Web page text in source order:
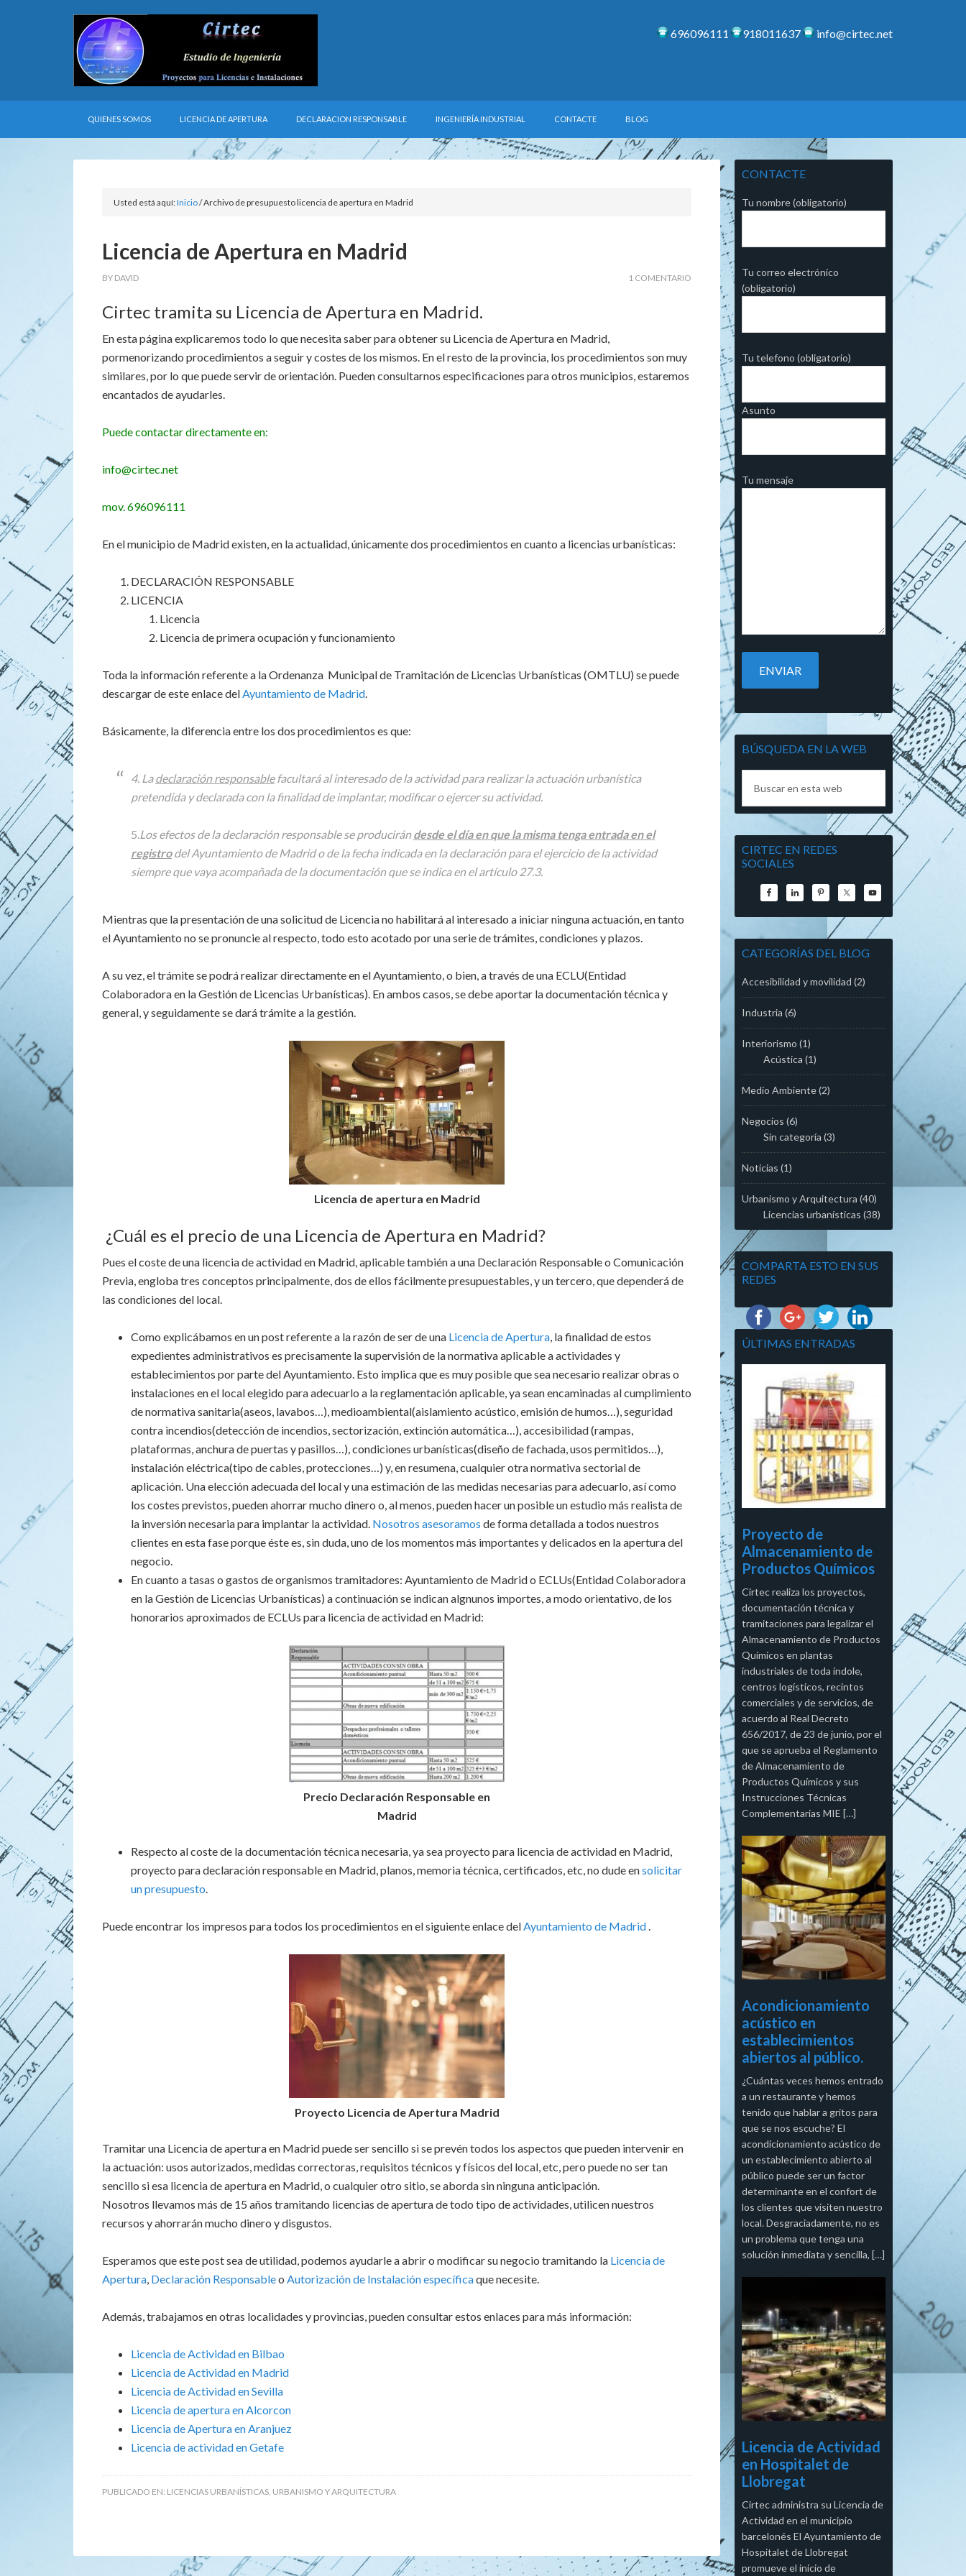
696096111 918011637 info@cirtec.net
QUIENES SOMOS LICENCIA DE APERTURA DECLARACION RESPONSABLE INGENIERÍA INDUSTRIAL CONTACTE BLOG
Usted está aquí:Inicio/Archivo de presupuesto licencia de apertura en Madrid
Licencia de Apertura en Madrid
BY DAVID 1 COMENTARIO
Cirtec tramita su Licencia de Apertura en Madrid.
En esta página explicaremos todo lo que necesita saber para obtener su Licencia de Apertura en Madrid,
pormenorizando procedimientos a seguir y costes de los mismos. En el resto de la provincia, los procedimientos son muy
similares, por lo que puede servir de orientación. Pueden consultarnos especificaciones para otros municipios, estaremos
encantados de ayudarles.
Puede contactar directamente en:
info@cirtec.net
mov. 696096111
En el municipio de Madrid existen, en la actualidad, únicamente dos procedimientos en cuanto a licencias urbanísticas:
DECLARACIÓN RESPONSABLE
LICENCIA
Licencia
Licencia de primera ocupación y funcionamiento
Toda la información referente a la Ordenanza Municipal de Tramitación de Licencias Urbanísticas (OMTLU) se puede
descargar de este enlace delAyuntamiento de Madrid.
Básicamente, la diferencia entre los dos procedimientos es que:
4. Ladeclaración responsablefacultará al interesado de la actividad para realizar la actuación urbanística
pretendida y declarada con la finalidad de implantar, modificar o ejercer su actividad.
5.Los efectos de la declaración responsable se producirándesde el día en que la misma tenga entrada en el
registrodel Ayuntamiento de Madrid o de la fecha indicada en la declaración para el ejercicio de la actividad
siempre que vaya acompañada de la documentación que se indica en el artículo 27.3.
Mientras que la presentación de una solicitud de Licencia no habilitará al interesado a iniciar ninguna actuación, en tanto
el Ayuntamiento no se pronuncie al respecto, todo esto acotado por una serie de trámites, condiciones y plazos.
A su vez, el trámite se podrá realizar directamente en el Ayuntamiento, o bien, a través de una ECLU(Entidad
Colaboradora en la Gestión de Licencias Urbanísticas). En ambos casos, se debe aportar la documentación técnica y
general, y seguidamente se dará trámite a la gestión.
Licencia de apertura en Madrid
¿Cuál es el precio de una Licencia de Apertura en Madrid?
Pues el coste de una licencia de actividad en Madrid, aplicable también a una Declaración Responsable o Comunicación
Previa, engloba tres conceptos principalmente, dos de ellos fácilmente presupuestables, y un tercero, que dependerá de
las condiciones del local.
Como explicábamos en un post referente a la razón de ser de una Licencia de Apertura, la finalidad de estos
expedientes administrativos es precisamente la supervisión de la normativa aplicable a actividades y
establecimientos por parte del Ayuntamiento. Esto implica que es muy posible que sea necesario realizar obras o
instalaciones en el local elegido para adecuarlo a la reglamentación aplicable, ya sean encaminadas al cumplimiento
de normativa sanitaria(aseos, lavabos…), medioambiental(aislamiento acústico, emisión de humos…), seguridad
contra incendios(detección de incendios, sectorización, extinción automática…), accesibilidad (rampas,
plataformas, anchura de puertas y pasillos…), condiciones urbanísticas(diseño de fachada, usos permitidos…),
instalación eléctrica(tipo de cables, protecciones…) y, en resumena, cualquier otra normativa sectorial de
aplicación. Una elección adecuada del local y una estimación de las medidas necesarias para adecuarlo, así como
los costes previstos, pueden ahorrar mucho dinero o, al menos, pueden hacer un posible un estudio más realista de
la inversión necesaria para implantar la actividad. Nosotros asesoramos de forma detallada a todos nuestros
clientes en esta fase porque éste es, sin duda, uno de los momentos más importantes y delicados en la apertura del
negocio.
En cuanto a tasas o gastos de organismos tramitadores: Ayuntamiento de Madrid o ECLUs(Entidad Colaboradora
en la Gestión de Licencias Urbanísticas) a continuación se indican algnunos importes, a modo orientativo, de los
honorarios aproximados de ECLUs para licencia de actividad en Madrid:
Precio Declaración Responsable en
Madrid
Respecto al coste de la documentación técnica necesaria, ya sea proyecto para licencia de actividad en Madrid,
proyecto para declaración responsable en Madrid, planos, memoria técnica, certificados, etc, no dude ensolicitar
un presupuesto.
Puede encontrar los impresos para todos los procedimientos en el siguiente enlace delAyuntamiento de Madrid.
Proyecto Licencia de Apertura Madrid
Tramitar una Licencia de apertura en Madrid puede ser sencillo si se prevén todos los aspectos que pueden intervenir en
la actuación: usos autorizados, medidas correctoras, requisitos técnicos y físicos del local, etc, pero puede no ser tan
sencillo si esa licencia de apertura en Madrid, o cualquier otro sitio, se aborda sin ninguna anticipación.
Nosotros llevamos más de 15 años tramitando licencias de apertura de todo tipo de actividades, utilicen nuestros
recursos y ahorrarán mucho dinero y disgustos.
Esperamos que este post sea de utilidad, podemos ayudarle a abrir o modificar su negocio tramitando la Licencia de
Apertura, Declaración Responsableo Autorización de Instalación específicaque necesite.
Además, trabajamos en otras localidades y provincias, pueden consultar estos enlaces para más información:
Licencia de Actividad en Bilbao
Licencia de Actividad en Madrid
Licencia de Actividad en Sevilla
Licencia de apertura en Alcorcon
Licencia de Apertura en Aranjuez
Licencia de actividad en Getafe
PUBLICADO EN: LICENCIAS URBANÍSTICAS, URBANISMO Y ARQUITECTURA
CONTACTE
Tu nombre (obligatorio)
Tu correo electrónico
(obligatorio)
Tu telefono (obligatorio)
Asunto
Tu mensaje
BÚSQUEDA EN LA WEB
CIRTEC EN REDES
SOCIALES
CATEGORÍAS DEL BLOG
Accesibilidad y movilidad (2)
Industria (6)
Interiorismo (1)
Acústica (1)
Medio Ambiente(2)
Negocios (6)
Sin categoría (3)
Noticias (1)
Urbanismo y Arquitectura (40)
Licencias urbanísticas (38)
COMPARTA ESTO EN SUS
REDES
ÚLTIMAS ENTRADAS
Proyecto de
Almacenamiento de
Productos Químicos
Cirtec realiza los proyectos,
documentación técnica y
tramitaciones para legalizar el
Almacenamiento de Productos
Químicos en plantas
industriales de toda índole,
centros logísticos, recintos
comerciales y de servicios, de
acuerdo al Real Decreto
656/2017, de 23 de junio, por el
que se aprueba el Reglamento
de Almacenamiento de
Productos Químicos y sus
Instrucciones Técnicas
Complementarias MIE […]
Acondicionamiento
acústico en
establecimientos
abiertos al público.
¿Cuántas veces hemos entrado
a un restaurante y hemos
tenido que hablar a gritos para
que se nos escuche? El
acondicionamiento acústico de
un establecimiento abierto al
público puede ser un factor
determinante en el confort de
los clientes que visiten nuestro
local. Desgraciadamente, no es
un problema que tenga una
solución inmediata y sencilla, […]
Licencia de Actividad
en Hospitalet de
Llobregat
Cirtec administra su Licencia de
Actividad en el municipio
barcelonés El Ayuntamiento de
Hospitalet de Llobregat
promueve el inicio de